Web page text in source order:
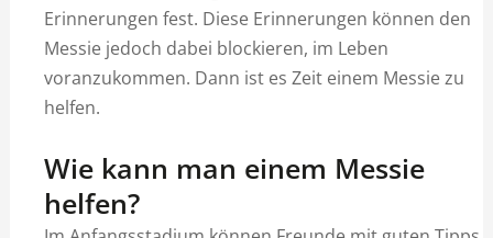
Erinnerungen fest. Diese Erinnerungen können den
Messie jedoch dabei blockieren, im Leben
voranzukommen. Dann ist es Zeit einem Messie zu
helfen.
Wie kann man einem Messie
helfen?